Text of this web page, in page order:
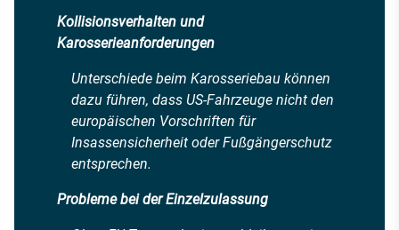
Kollisionsverhalten und
Karosserieanforderungen
Unterschiede beim Karosseriebau können
dazu führen, dass US-Fahrzeuge nicht den
europäischen Vorschriften für
Insassensicherheit oder Fußgängerschutz
entsprechen.
Probleme bei der Einzelzulassung